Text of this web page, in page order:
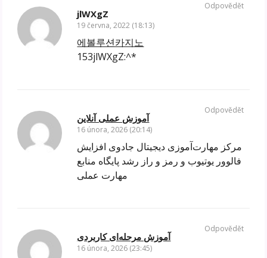
jlWXgZ
19 června, 2022 (18:13)
에볼루션카지노
153jlWXgZ:^*
Odpovědět
آموزش عملی آنلاین
16 února, 2026 (20:14)
مرکز مهارت‌آموزی دیجیتال جادوی افزایش
فالوور یوتیوب و رمز و راز رشد پایگاه منابع
مهارت عملی
Odpovědět
آموزش مرحله‌ای کاربردی
16 února, 2026 (23:45)
Odpovědět